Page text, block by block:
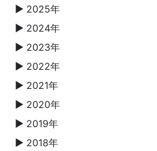
▼ 2025年
▼ 2024年
▼ 2023年
▼ 2022年
▼ 2021年
▼ 2020年
▼ 2019年
▼ 2018年